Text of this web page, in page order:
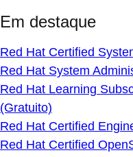
Em destaque
Red Hat Certified
Red Hat System
Red Hat Learning
(Gratuito)
Red Hat Certified
Red Hat Certified